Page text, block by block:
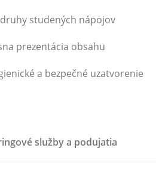
studených nápojov
prezentácia obsahu
a bezpečné uzatvorenie
služby a podujatia